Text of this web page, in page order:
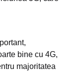
bine cu 4G,
majoritatea